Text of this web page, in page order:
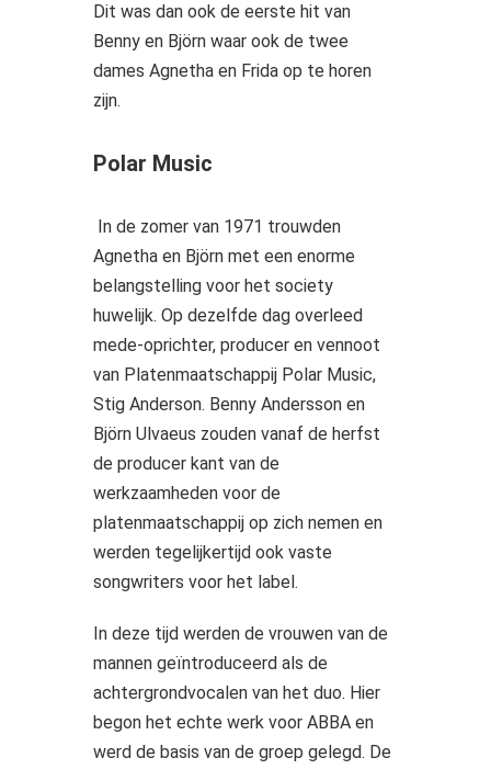
Dit was dan ook de eerste hit van
Benny en Björn waar ook de twee
dames Agnetha en Frida op te horen
zijn.
Polar Music
In de zomer van 1971 trouwden
Agnetha en Björn met een enorme
belangstelling voor het society
huwelijk. Op dezelfde dag overleed
mede-oprichter, producer en vennoot
van Platenmaatschappij Polar Music,
Stig Anderson. Benny Andersson en
Björn Ulvaeus zouden vanaf de herfst
de producer kant van de
werkzaamheden voor de
platenmaatschappij op zich nemen en
werden tegelijkertijd ook vaste
songwriters voor het label.
In deze tijd werden de vrouwen van de
mannen geïntroduceerd als de
achtergrondvocalen van het duo. Hier
begon het echte werk voor ABBA en
werd de basis van de groep gelegd. De